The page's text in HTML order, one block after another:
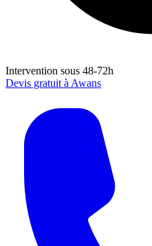
Intervention sous 48-72h
Devis gratuit à Awans